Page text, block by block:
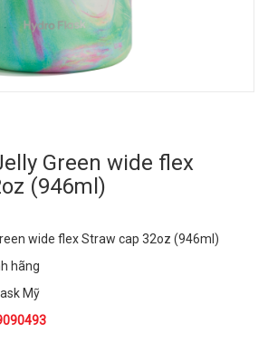
Green wide flex
(946ml)
wide flex Straw cap 32oz (946ml)
hãng
Mỹ